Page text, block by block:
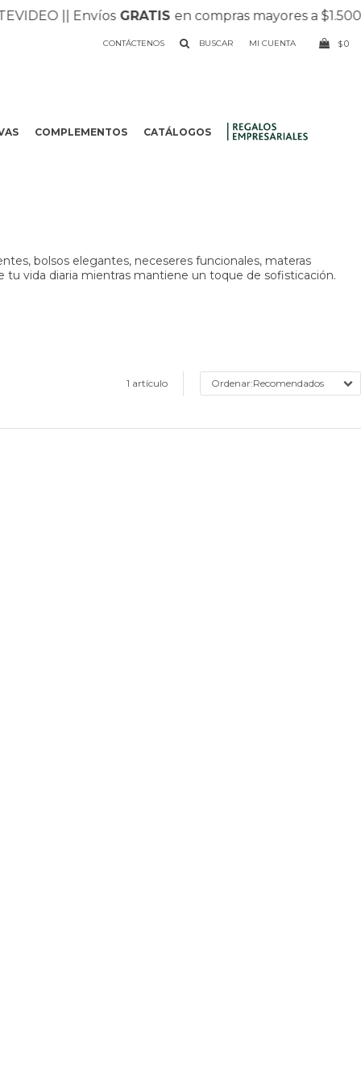
|| EnvíosGRATISen compras mayores a $1.500 ||
COMPLEMENTOS CATÁLOGOS
CONTÁCTENOS $0
bolsos elegantes, neceseres funcionales, materas
tu vida diaria mientras mantiene un toque de sofisticación.
1 artículo Recomendados